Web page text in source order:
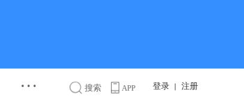
··· 搜索 APP 登录 注册